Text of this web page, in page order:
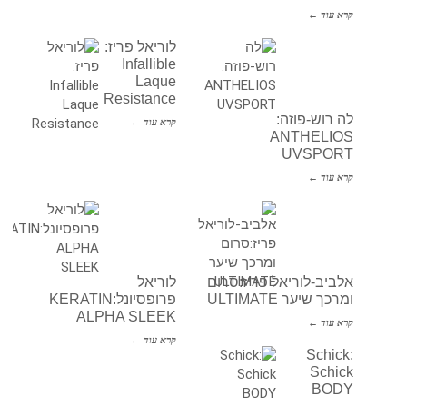
קרא עוד ←
לוריאל פריז:
Infallible
Laque
Resistance
קרא עוד ←
לה רוש-פוזה:
ANTHELIOS
UVSPORT
קרא עוד ←
לוריאל
פרופסיונל:KERATIN
ALPHA SLEEK
קרא עוד ←
אלביב-לוריאל פריז:סרום
ומרכך שיער ULTIMATE
קרא עוד ←
Schick:
Schick
BODY